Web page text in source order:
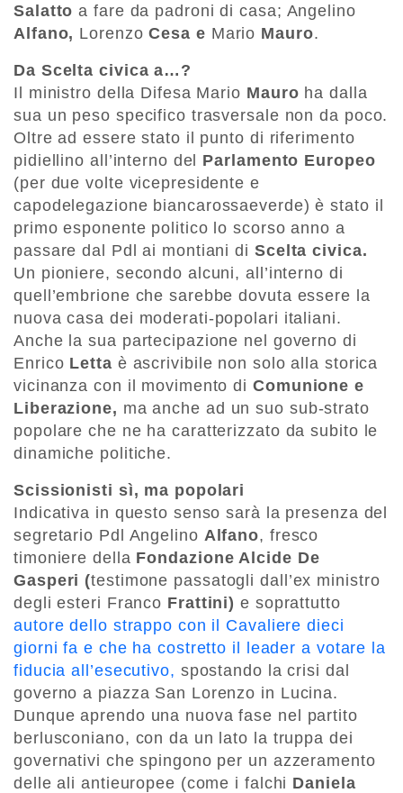
Salatto a fare da padroni di casa; Angelino
Alfano, Lorenzo Cesa e Mario Mauro.
Da Scelta civica a…?
Il ministro della Difesa Mario Mauro ha dalla
sua un peso specifico trasversale non da poco.
Oltre ad essere stato il punto di riferimento
pidiellino all’interno del Parlamento Europeo
(per due volte vicepresidente e
capodelegazione biancarossaeverde) è stato il
primo esponente politico lo scorso anno a
passare dal Pdl ai montiani di Scelta civica.
Un pioniere, secondo alcuni, all’interno di
quell’embrione che sarebbe dovuta essere la
nuova casa dei moderati-popolari italiani.
Anche la sua partecipazione nel governo di
Enrico Letta è ascrivibile non solo alla storica
vicinanza con il movimento di Comunione e
Liberazione, ma anche ad un suo sub-strato
popolare che ne ha caratterizzato da subito le
dinamiche politiche.
Scissionisti sì, ma popolari
Indicativa in questo senso sarà la presenza del
segretario Pdl Angelino Alfano, fresco
timoniere della Fondazione Alcide De
Gasperi (testimone passatogli dall’ex ministro
degli esteri Franco Frattini) e soprattutto
autore dello strappo con il Cavaliere dieci
giorni fa e che ha costretto il leader a votare la
fiducia all’esecutivo, spostando la crisi dal
governo a piazza San Lorenzo in Lucina.
Dunque aprendo una nuova fase nel partito
berlusconiano, con da un lato la truppa dei
governativi che spingono per un azzeramento
delle ali antieuropee (come i falchi Daniela